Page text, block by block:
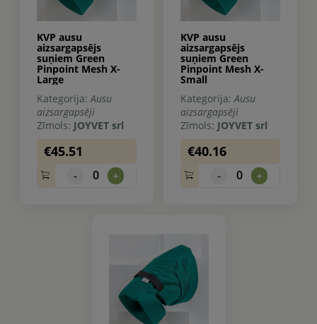
KVP ausu
aizsargapsējs
suņiem Green
Pinpoint Mesh X-
Large
Kategorija:Ausu
aizsargapsēji
Zīmols: JOYVET srl
€45.51
- 0 +
KVP ausu
aizsargapsējs
suņiem Green
Pinpoint Mesh X-
Small
Kategorija:Ausu
aizsargapsēji
Zīmols: JOYVET srl
€40.16
- 0 +